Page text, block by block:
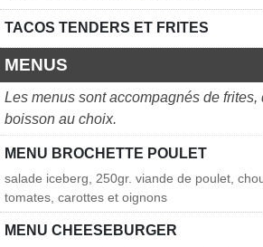
TACOS TENDERS ET FRITES
MENUS
Les menus sont accompagnés de
boisson au choix.
MENU BROCHETTE POULET
salade iceberg, 250gr. viande de poulet,
tomates, carottes et oignons
MENU CHEESEBURGER